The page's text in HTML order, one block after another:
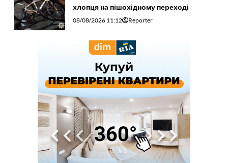
хлопця на пішохідному переході
08/08/2026 11:12 Reporter